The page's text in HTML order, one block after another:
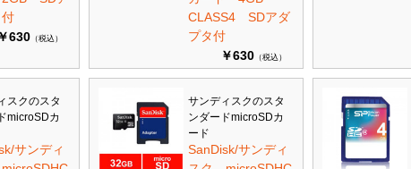
￥630 （税込）
CLASS4 SDアダ
プタ付
￥630 （税込）
スクのスタ
microSDカ
サンディ
サンディスクのスタ
ンダードmicroSDカ
ード
SanDisk/サンディ